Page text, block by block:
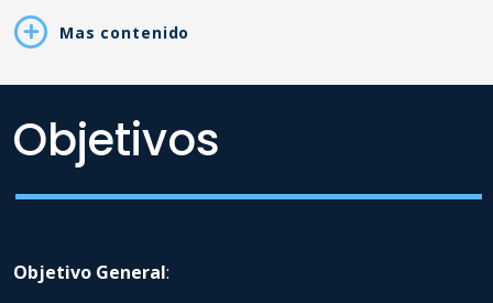
Mas contenido
Objetivo General:
Objetivos